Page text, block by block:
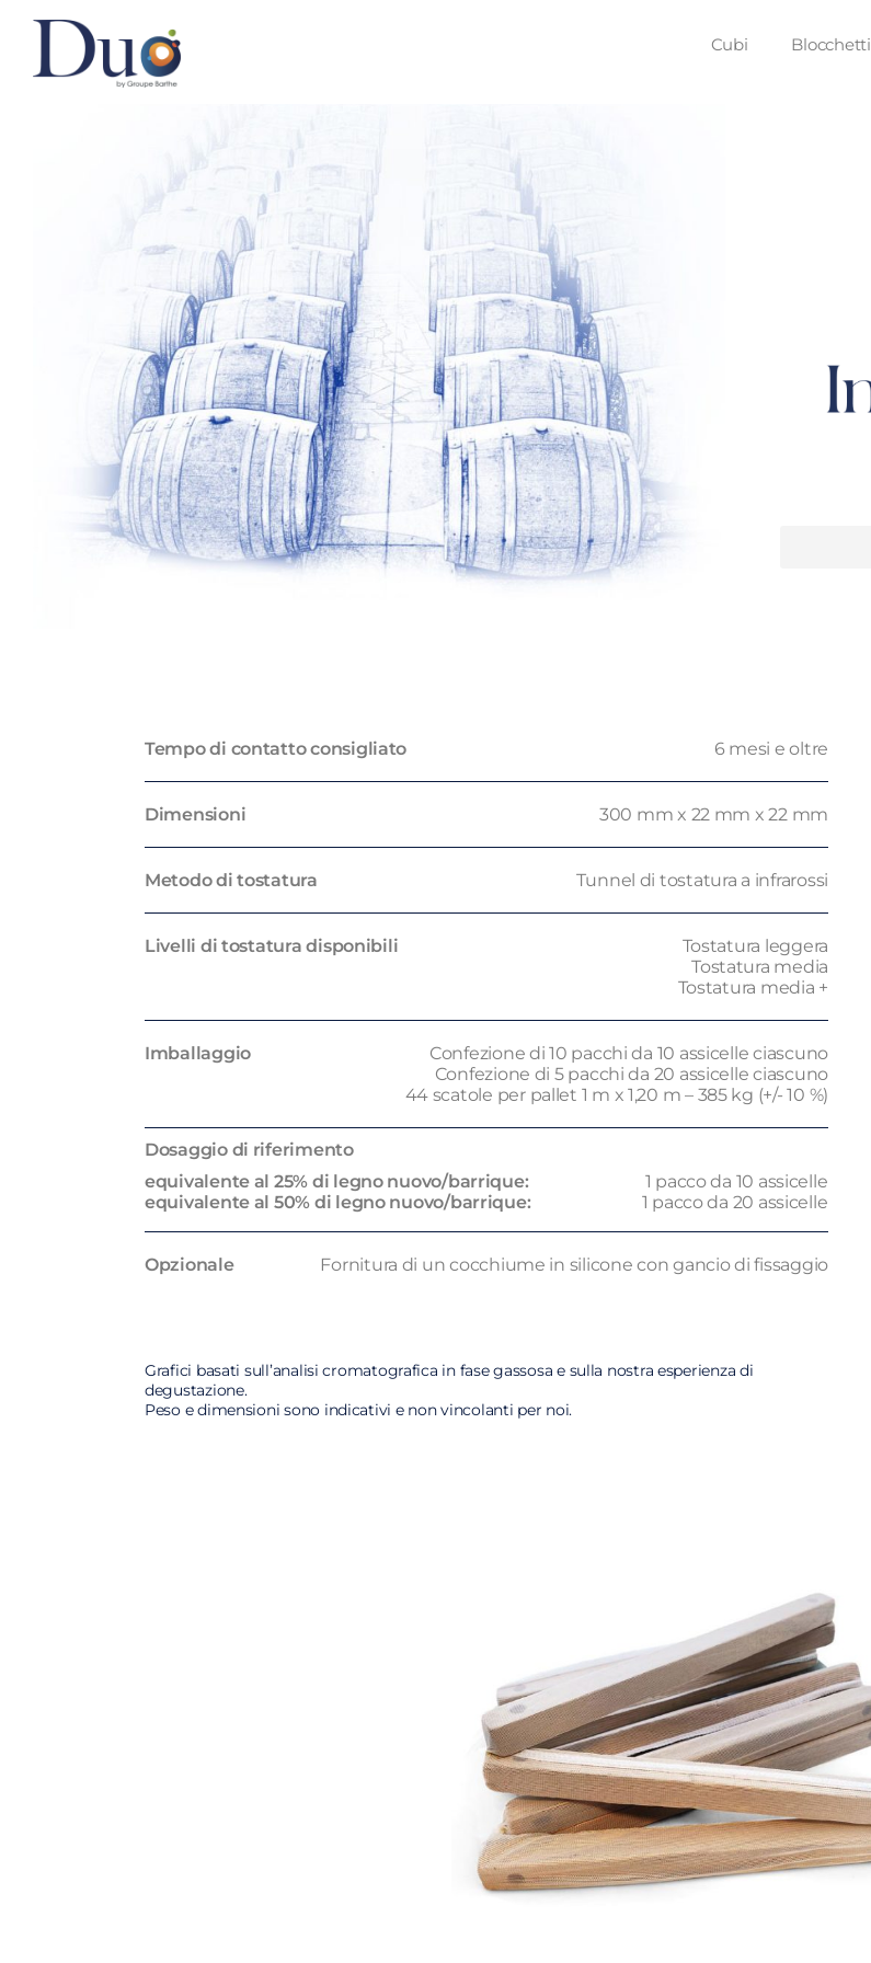
Cubi Blocchetti
Tempo di contatto consigliato 6 mesi e oltre
Dimensioni 300 mm x 22 mm x 22 mm
Metodo di tostatura Tunnel di tostatura a infrarossi
Livelli di tostatura disponibili
Tostatura leggera
Tostatura media
Tostatura media +
Imballaggio
Confezione di 10 pacchi da 10 assicelle ciascuno
Confezione di 5 pacchi da 20 assicelle ciascuno
44 scatole per pallet 1 m x 1,20 m – 385 kg (+/- 10 %)
Dosaggio di riferimento
equivalente al 25% di legno nuovo/barrique:
1 pacco da 10 assicelle
equivalente al 50% di legno nuovo/barrique:
1 pacco da 20 assicelle
Opzionale Fornitura di un cocchiume in silicone con gancio di fissaggio
Grafici basati sull’analisi cromatografica in fase gassosa e sulla nostra esperienza di
degustazione.
Peso e dimensioni sono indicativi e non vincolanti per noi.